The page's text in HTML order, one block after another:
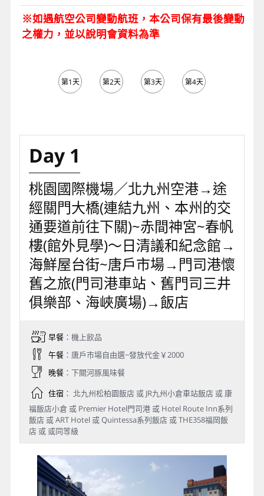
※如遇航空公司變動航班，本公司保有最後變動
之權力，並以說明會資料為準
第1天 第2天 第3天 第4天
Day 1
桃園國際機場／北九州空港→途
經關門大橋(連結九州、本州的交
通要道前往下關)~赤間神宮~春帆
樓(館外見學)～日清議和紀念館→
海鮮屋台街~唐戶市場→門司港懷
舊之旅(門司港車站、舊門司三井
俱樂部、海峽廣場)→飯店
早餐：機上飲品
午餐：唐戶市場自由選~發放代金￥2000
晚餐：下關河豚風味餐
住宿： 北九州松柏園飯店 或 JR九州小倉車站飯店 或 康
福飯店小倉 或 Premier Hotel門司港 或 Hotel Route Inn系列
飯店 或 ART Hotel 或 Quintessa系列飯店 或 THE358福岡飯
店 或 或同等級